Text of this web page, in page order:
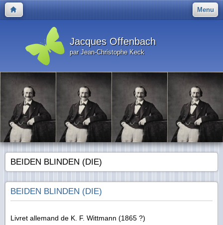
Menu
Jacques Offenbach
par Jean-Christophe Keck
BEIDEN BLINDEN (DIE)
BEIDEN BLINDEN (DIE)
Livret allemand de K. F. Wittmann (1865 ?)